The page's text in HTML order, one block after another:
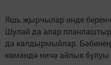
Яшь җырчылар инде
Шулай да алар
да калдырмыйлар.
көмәндә ничә айлык булуы